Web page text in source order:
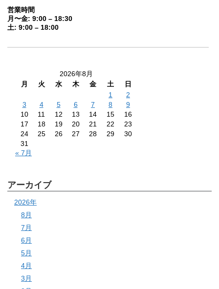
営業時間
月〜金: 9:00 – 18:30
土: 9:00 – 18:00
2026年8月
月
火 水 木 金 土
日
1
2
3
4 5 6 7 8
9
10
11 12 13 14 15
16
17
18 19 20 21 22
23
24
25 26 27 28 29
30
31
« 7月
アーカイブ
2026年
8月
7月
6月
5月
4月
3月